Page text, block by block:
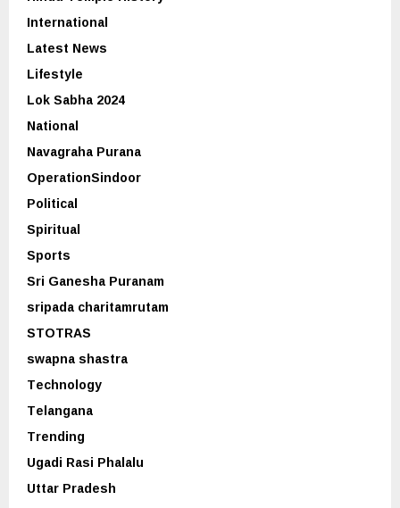
International
Latest News
Lifestyle
Lok Sabha 2024
National
Navagraha Purana
OperationSindoor
Political
Spiritual
Sports
Sri Ganesha Puranam
sripada charitamrutam
STOTRAS
swapna shastra
Technology
Telangana
Trending
Ugadi Rasi Phalalu
Uttar Pradesh